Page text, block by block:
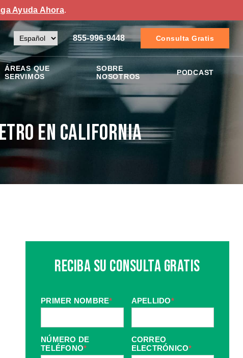
Ayuda Ahora.
855-996-9448 Consulta Gratis
ÁREAS QUE
SERVIMOS
SOBRE
NOSOTROS
PODCAST
en California
Reciba Su Consulta Gratis
PRIMER NOMBRE* APELLIDO*
NÚMERO DE
TELÉFONO*
CORREO
ELECTRÓNICO*